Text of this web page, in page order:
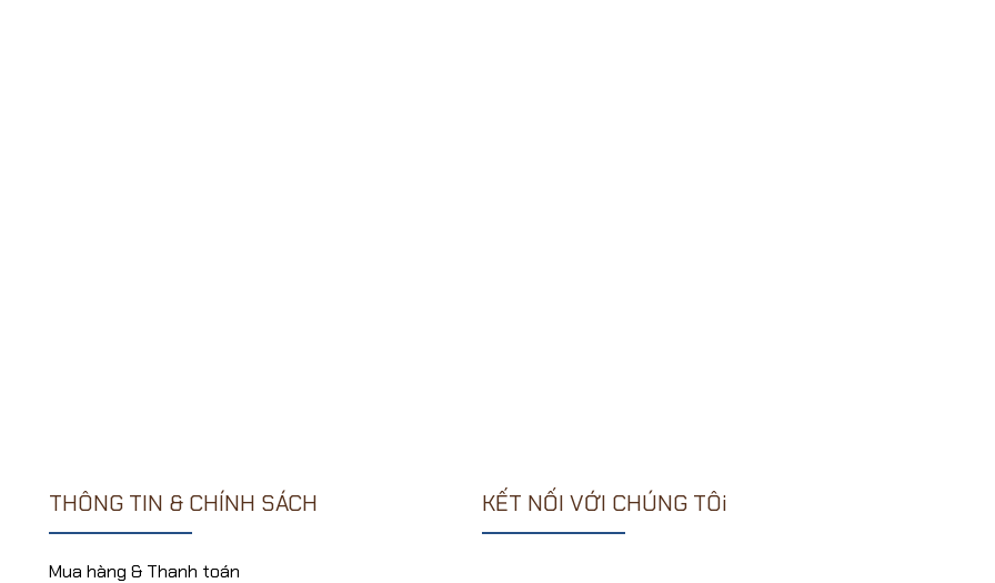
THÔNG TIN & CHÍNH SÁCH
Mua hàng & Thanh toán
KẾT NỐI VỚI CHÚNG TÔi